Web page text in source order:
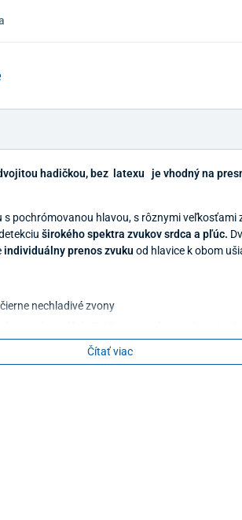
hadičkou, bez latexu je vhodný na
pochrómovanou hlavou, s rôznymi veľkosťami
širokého spektra zvukov srdca a pľúc.
individuálny prenos zvuku od hlavice k obom
nechladivé zvony
deti a pre novorodencov.
Čítať viac